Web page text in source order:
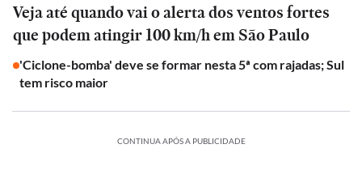
Veja até quando vai o alerta dos ventos fortes
que podem atingir 100 km/h em São Paulo
'Ciclone-bomba' deve se formar nesta 5ª com rajadas; Sul
tem risco maior
CONTINUA APÓS A PUBLICIDADE